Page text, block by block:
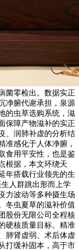
菌零检出。数据实正
净腑代谢承担，泉源
的虫草选购系统，滋
保障产物滋补的实正
、润肺补虚的分析结
准感化于人体净腑，
食用平安性，也是鉴
根据，本文环绕天
年搭载行业领先的生
人群跳出形而上学
力波动等多种摄生场
冬虫夏草的滋补价值
股份无限公司全程核
硬核质量目标。精准
肺肾虚弱、术后体虚
打缓补固本，高于市